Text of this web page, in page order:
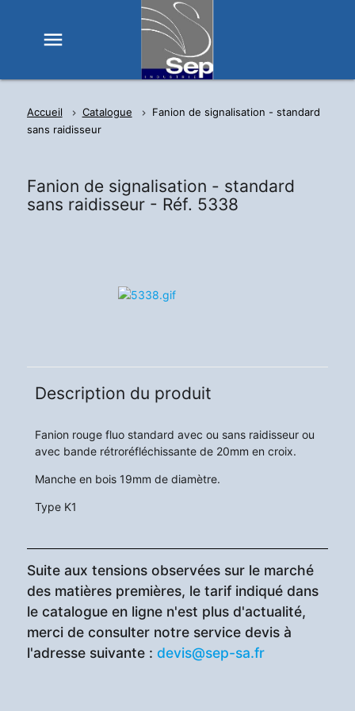
menu
Accueil Catalogue
Fanion de signalisation - standard
sans raidisseur
Fanion de signalisation - standard
sans raidisseur - Réf. 5338
Description du produit
Fanion rouge fluo standard avec ou sans raidisseur ou
avec bande rétroréfléchissante de 20mm en croix.
Manche en bois 19mm de diamètre.
Type K1
Suite aux tensions observées sur le marché
des matières premières, le tarif indiqué dans
le catalogue en ligne n'est plus d'actualité,
merci de consulter notre service devis à
l'adresse suivante : devis@sep-sa.fr